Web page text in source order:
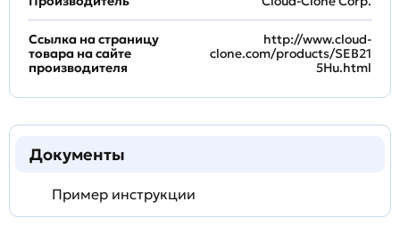
Ссылка на страницу
товара на сайте
производителя
http://www.cloud-
clone.com/products/SEB21
5Hu.html
Документы
Пример инструкции